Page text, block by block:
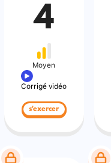
4
Moyen
Corrigé vidéo
s'exercer